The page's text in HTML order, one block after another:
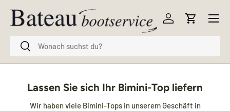
Direkt zum Inhalt
SuchenSuchen
Einloggen
Menü
Lassen Sie sich Ihr Bimini-Top liefern
Wir haben viele Bimini-Tops in unserem Geschäft in